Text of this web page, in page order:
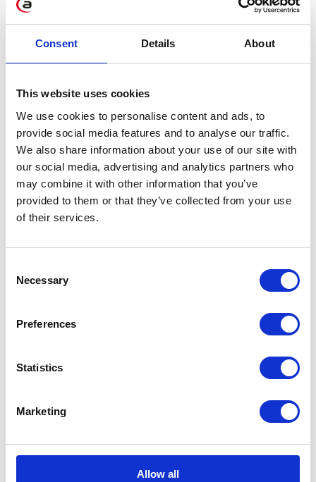
Consent Details About
This website uses cookies
We use cookies to personalise content and ads, to
provide social media features and to analyse our traffic.
We also share information about your use of our site with
our social media, advertising and analytics partners who
may combine it with other information that you’ve
provided to them or that they’ve collected from your use
of their services.
Selection
Necessary
Preferences
Statistics
Marketing
Allow all
Learning to kolejny krok w kierunku cyfrowej
transformacji w SAP-ie.
Jednak to nie wszystko.
SAP już od dłuższego czasu zachęca swoich
klientów to przeniesienia swoich systemów do
chmury obliczeniowej i oferuje konkretne
produkty wykorzystujące tę technologię –
poczynając od SAP Cloud Platform (gdzie ma
miejsce przetwarzanie danych) to systemów
obsługujących poszczególne obszary biznesowe,